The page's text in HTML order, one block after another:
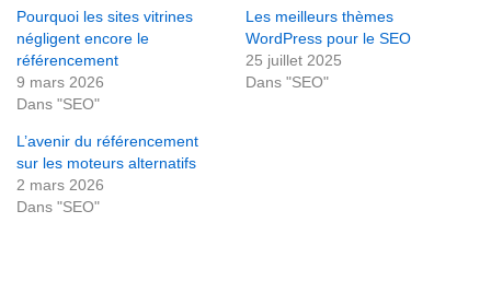
Pourquoi les sites vitrines
négligent encore le
référencement
9 mars 2026
Dans "SEO"
Les meilleurs thèmes
WordPress pour le SEO
25 juillet 2025
Dans "SEO"
L’avenir du référencement
sur les moteurs alternatifs
2 mars 2026
Dans "SEO"